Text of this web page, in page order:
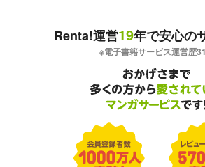
Renta!運営19年で安心の
※電子書籍サービス運営歴31